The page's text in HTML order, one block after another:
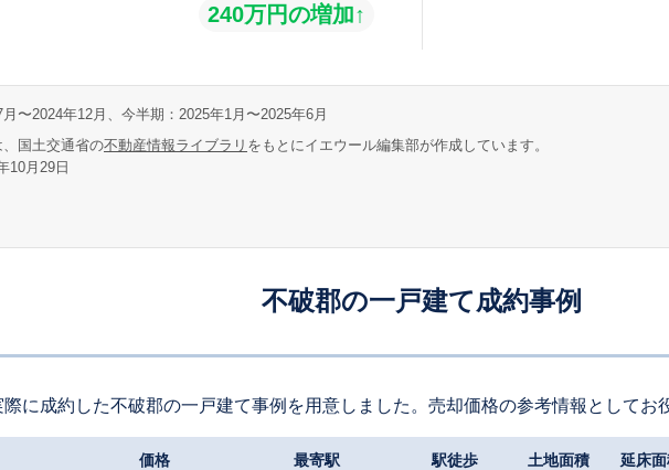
240万円の増加↑
〜2024年12月、今半期：2025年1月〜2025年6月
国土交通省の不動産情報ライブラリ をもとにイエウール編集部が作成しています。
10月29日
不破郡の一戸建て成約事例
に成約した不破郡の一戸建て事例を用意しました。売却価格の参考情報としてお
価格 最寄駅 駅徒歩 土地面積 延床